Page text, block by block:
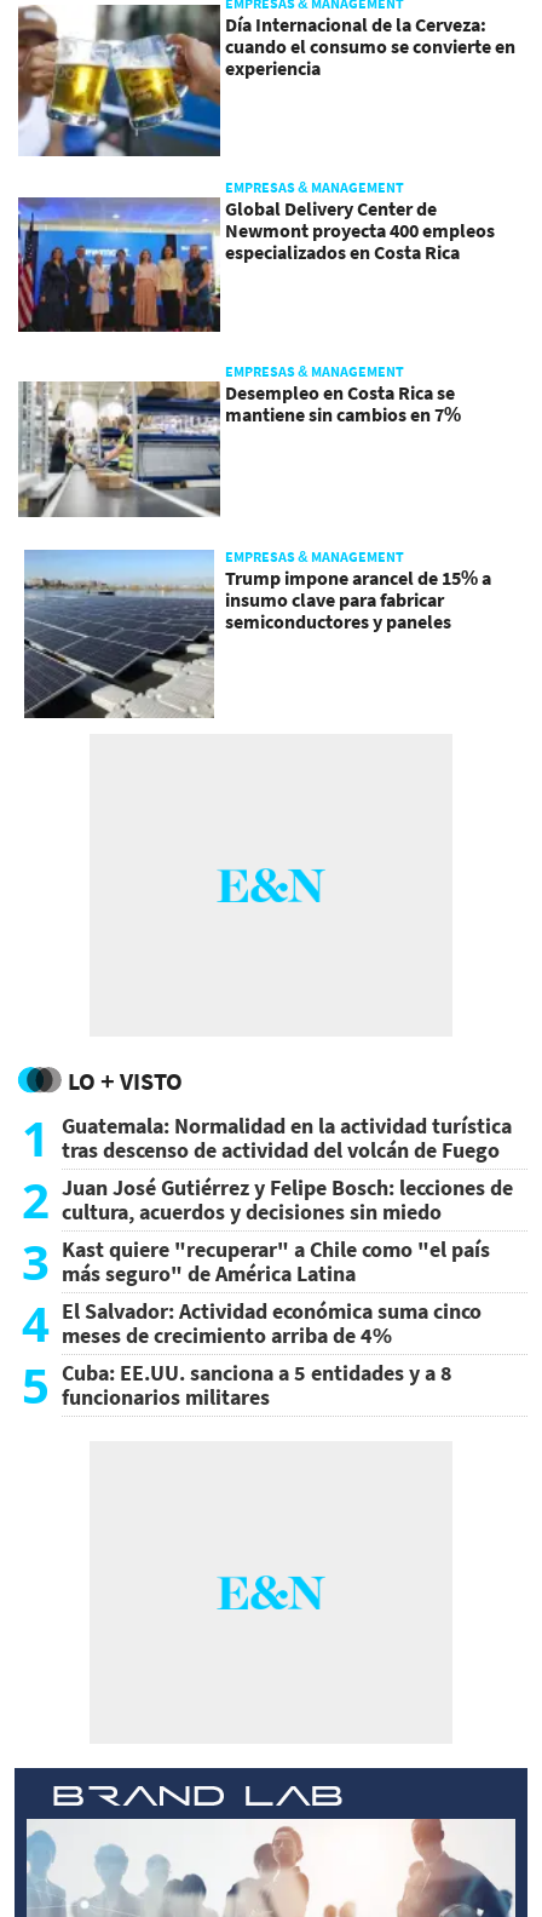
Día Internacional de la Cerveza:
cuando el consumo se convierte en
experiencia
EMPRESAS & MANAGEMENT
Global Delivery Center de
Newmont proyecta 400 empleos
especializados en Costa Rica
EMPRESAS & MANAGEMENT
Desempleo en Costa Rica se
mantiene sin cambios en 7%
EMPRESAS & MANAGEMENT
Trump impone arancel de 15% a
insumo clave para fabricar
semiconductores y paneles
LO + VISTO
1
Guatemala: Normalidad en la actividad turística
tras descenso de actividad del volcán de Fuego
2 Juan José Gutiérrez y Felipe Bosch: lecciones de
cultura, acuerdos y decisiones sin miedo
3 Kast quiere "recuperar" a Chile como "el país
más seguro" de América Latina
4 El Salvador: Actividad económica suma cinco
meses de crecimiento arriba de 4%
5 Cuba: EE.UU. sanciona a 5 entidades y a 8
funcionarios militares